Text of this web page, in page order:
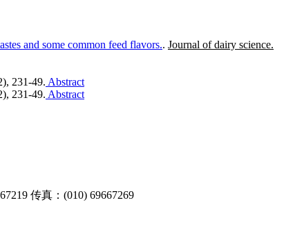
and some common feed flavors.. Journal of dairy science.
231-49. Abstract
231-49. Abstract
传真：(010) 69667269